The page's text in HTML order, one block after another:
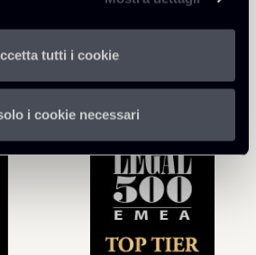
tutti i cookie
i cookie necessari